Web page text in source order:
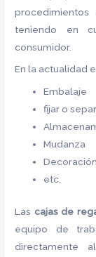
teniendo en
consumidor.
En la actualidad
Embalaje
fijar o
Mudanza
Decoración
etc.
Las cajas de
equipo de
directamente